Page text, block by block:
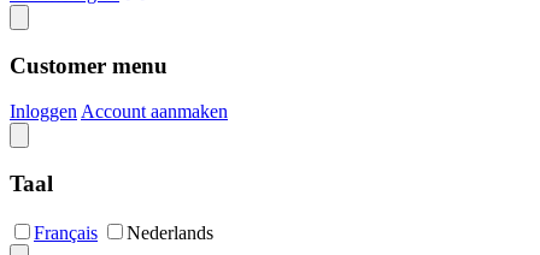
Customer menu
InloggenAccount aanmaken
Taal
Français Nederlands